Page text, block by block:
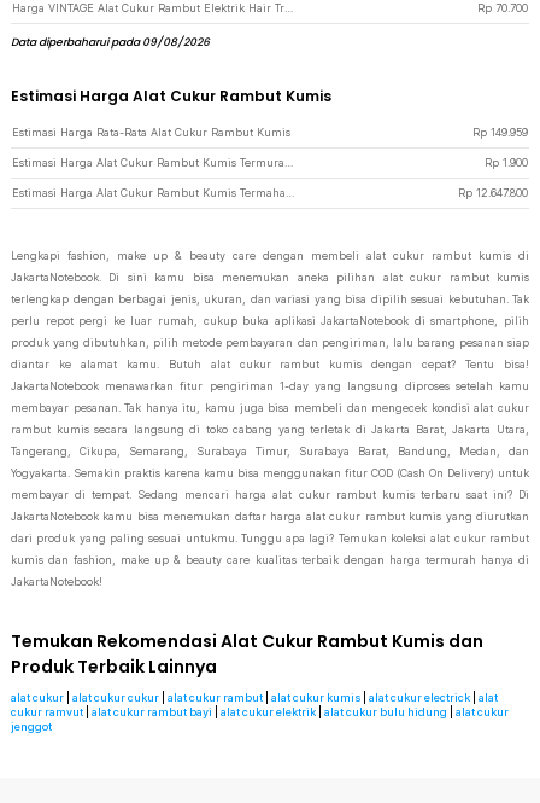
Rp 70.700
Data diperbaharui pada 09/08/2026
Estimasi Harga Alat Cukur Rambut Kumis
Estimasi Harga Rata-Rata Alat Cukur Rambut Kumis Rp 149.959
Rp 1.900
Rp 12.647.800
Lengkapi fashion, make up & beauty care dengan membeli alat cukur rambut kumis di
JakartaNotebook. Di sini kamu bisa menemukan aneka pilihan alat cukur rambut kumis
terlengkap dengan berbagai jenis, ukuran, dan variasi yang bisa dipilih sesuai kebutuhan. Tak
perlu repot pergi ke luar rumah, cukup buka aplikasi JakartaNotebook di smartphone, pilih
produk yang dibutuhkan, pilih metode pembayaran dan pengiriman, lalu barang pesanan siap
diantar ke alamat kamu. Butuh alat cukur rambut kumis dengan cepat? Tentu bisa!
JakartaNotebook menawarkan fitur pengiriman 1-day yang langsung diproses setelah kamu
membayar pesanan. Tak hanya itu, kamu juga bisa membeli dan mengecek kondisi alat cukur
rambut kumis secara langsung di toko cabang yang terletak di Jakarta Barat, Jakarta Utara,
Tangerang, Cikupa, Semarang, Surabaya Timur, Surabaya Barat, Bandung, Medan, dan
Yogyakarta. Semakin praktis karena kamu bisa menggunakan fitur COD (Cash On Delivery) untuk
membayar di tempat. Sedang mencari harga alat cukur rambut kumis terbaru saat ini? Di
JakartaNotebook kamu bisa menemukan daftar harga alat cukur rambut kumis yang diurutkan
dari produk yang paling sesuai untukmu. Tunggu apa lagi? Temukan koleksi alat cukur rambut
kumis dan fashion, make up & beauty care kualitas terbaik dengan harga termurah hanya di
JakartaNotebook!
Temukan Rekomendasi Alat Cukur Rambut Kumis dan
Produk Terbaik Lainnya
alat cukur alat cukur cukur alat cukur rambut alat cukur kumis alat cukur electrick
alat
cukur ramvut
alat cukur rambut bayi alat cukur elektrik alat cukur bulu hidung
alat cukur
jenggot